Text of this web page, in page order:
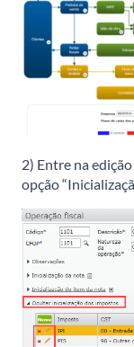
2) Entre na
opção